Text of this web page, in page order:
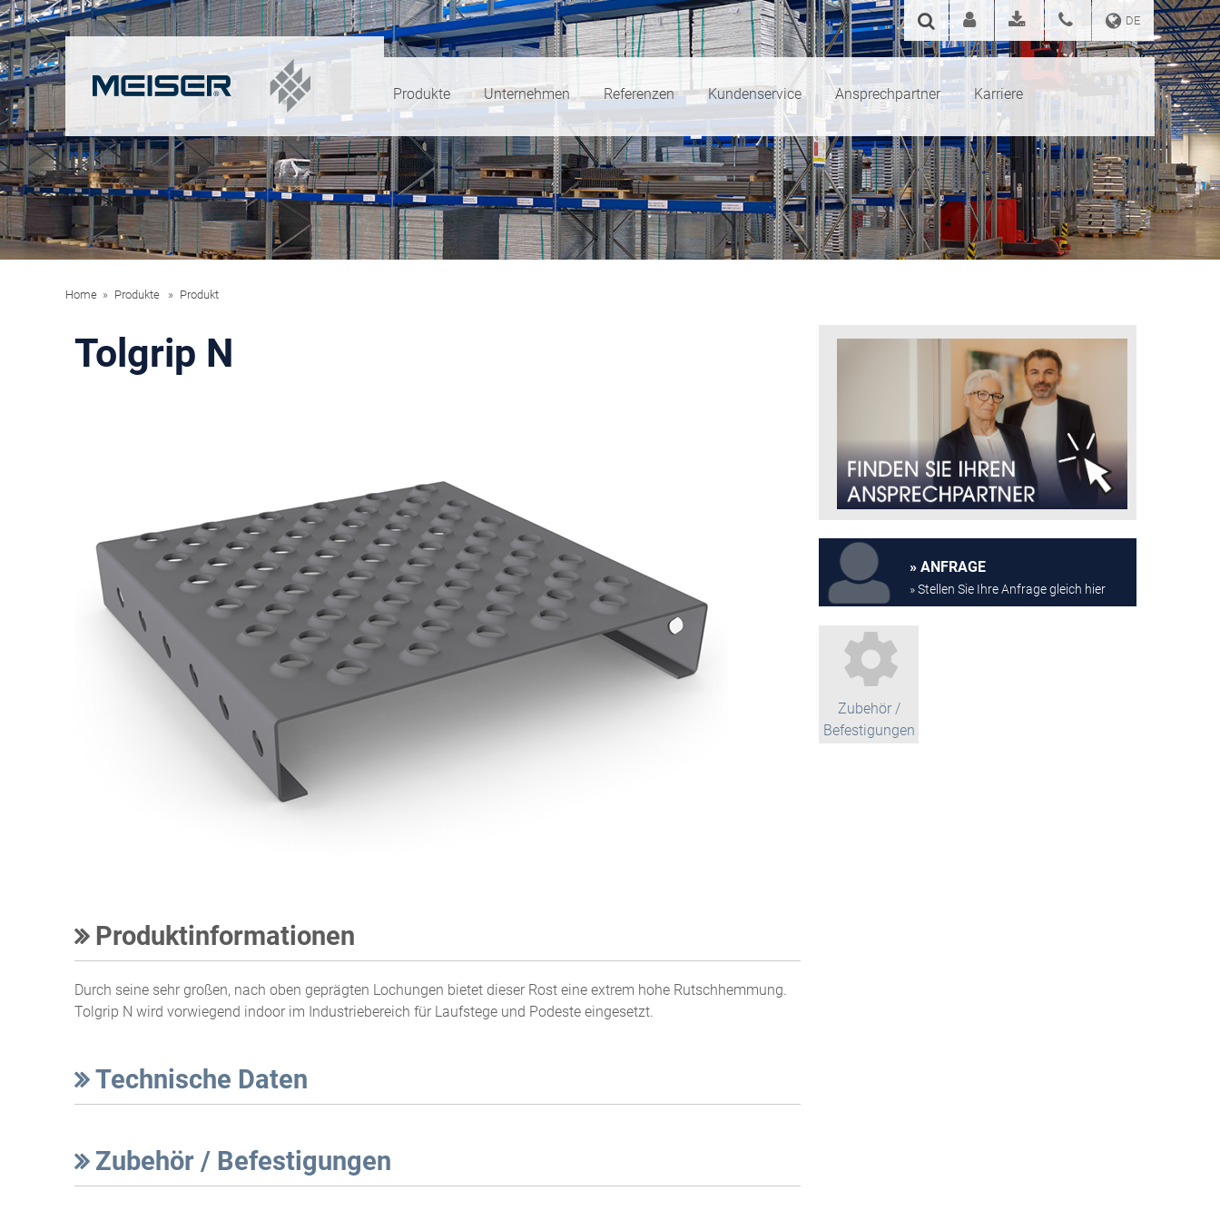
DE
Produkte Unternehmen Referenzen Kundenservice Ansprechpartner Karriere
Home Produkte Produkt
Tolgrip N
Produktinformationen
Durch seine sehr großen, nach oben geprägten Lochungen bietet dieser Rost eine extrem hohe Rutschhemmung.
Tolgrip N wird vorwiegend indoor im Industriebereich für Laufstege und Podeste eingesetzt.
Technische Daten
Zubehör / Befestigungen
ANFRAGE
» Stellen Sie Ihre Anfrage gleich hier
Zubehör /
Befestigungen